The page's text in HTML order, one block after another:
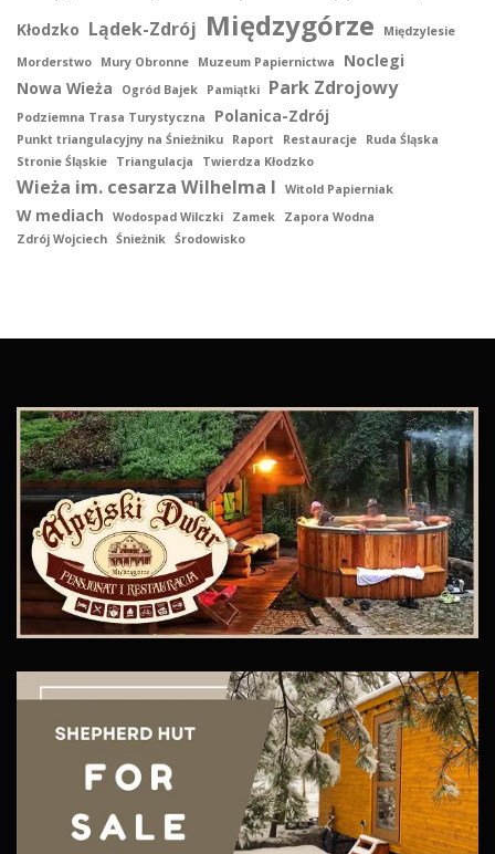
Kłodzko Lądek-Zdrój Międzygórze
Międzylesie
Morderstwo
Mury Obronne Muzeum Papiernictwa
Noclegi
Nowa Wieża
Ogród Bajek Pamiątki Park Zdrojowy
Podziemna Trasa Turystyczna Polanica-Zdrój
Punkt triangulacyjny na Śnieżniku Raport Restauracje
Ruda Śląska
Stronie Śląskie
Triangulacja Twierdza Kłodzko
Wieża im. cesarza Wilhelma I Witold Papierniak
W mediach Wodospad Wilczki Zamek
Zapora Wodna
Zdrój Wojciech Śnieżnik Środowisko